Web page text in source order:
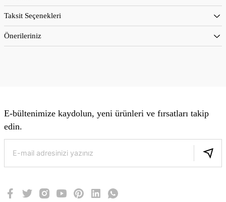
Taksit Seçenekleri
Önerileriniz
E-bültenimize kaydolun, yeni ürünleri ve fırsatları takip
edin.